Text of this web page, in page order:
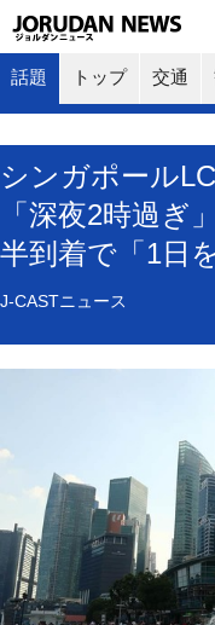
話題 トップ 交通
シンガポール
「深夜2時過ぎ
半到着で「1日
J-CASTニュース